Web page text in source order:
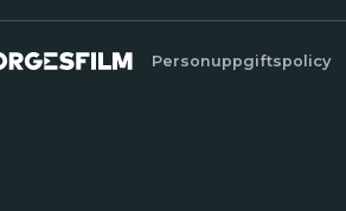
Personuppgiftspolicy